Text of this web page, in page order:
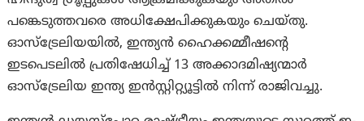
പങ്കെടുത്തവരെ അധിക്ഷേപിക്കുകയും ചെയ്തു.
ഓസ്‌ട്രേലിയയിൽ, ഇന്ത്യൻ ഹൈക്കമ്മീഷന്റെ
ഇടപെടലിൽ പ്രതിഷേധിച്ച് 13 അക്കാദമിഷ്യന്മാർ
ഓസ്‌ട്രേലിയ ഇന്ത്യ ഇൻസ്റ്റിറ്റ്യൂട്ടിൽ നിന്ന് രാജിവച്ചു.